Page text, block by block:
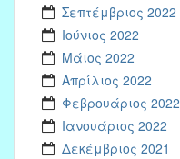
Σεπτέμβριος 2022
Ιούνιος 2022
Μάιος 2022
Απρίλιος 2022
Φεβρουάριος 2022
Ιανουάριος 2022
Δεκέμβριος 2021